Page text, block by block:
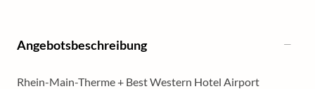
Angebotsbeschreibung
Rhein-Main-Therme + Best Western Hotel Airport